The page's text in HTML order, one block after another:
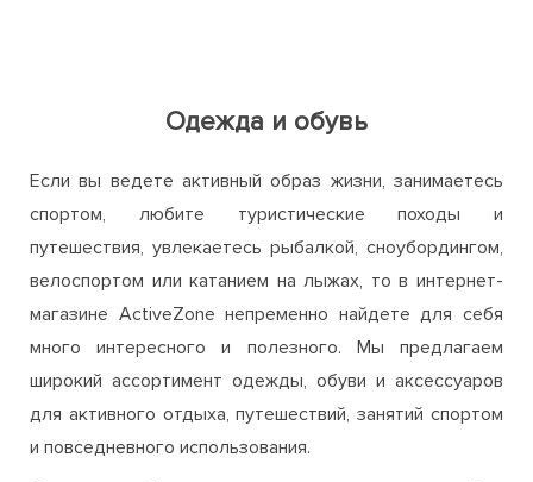
Одежда и обувь
Если вы ведете активный образ жизни, занимаетесь
спортом, любите туристические походы и
путешествия, увлекаетесь рыбалкой, сноубордингом,
велоспортом или катанием на лыжах, то в интернет-
магазине ActiveZone непременно найдете для себя
много интересного и полезного. Мы предлагаем
широкий ассортимент одежды, обуви и аксессуаров
для активного отдыха, путешествий, занятий спортом
и повседневного использования.